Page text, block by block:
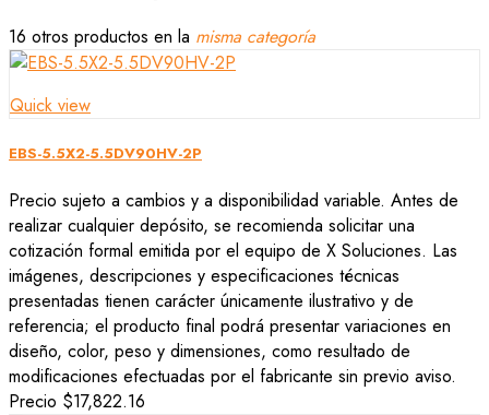
16 otros productos en la misma categoría
Quick view
EBS-5.5X2-5.5DV90HV-2P
Precio sujeto a cambios y a disponibilidad variable. Antes de
realizar cualquier depósito, se recomienda solicitar una
cotización formal emitida por el equipo de X Soluciones. Las
imágenes, descripciones y especificaciones técnicas
presentadas tienen carácter únicamente ilustrativo y de
referencia; el producto final podrá presentar variaciones en
diseño, color, peso y dimensiones, como resultado de
modificaciones efectuadas por el fabricante sin previo aviso.
Precio $17,822.16